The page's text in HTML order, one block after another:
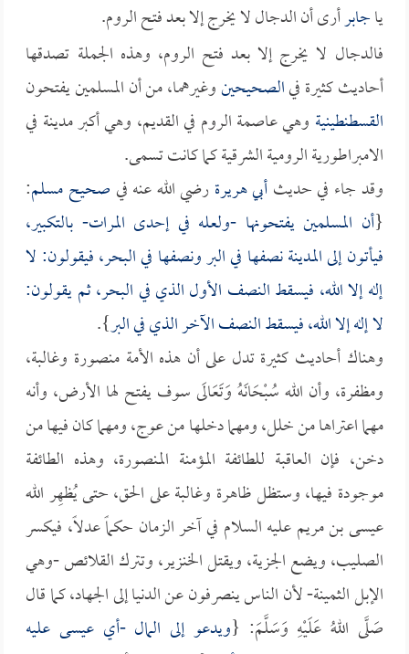
ياجابرأرى أن الدجال لا يخرج إلا بعد فتح الروم.
فالدجال لا يخرج إلا بعد فتح الروم، وهذه الجملة تصدقها
أحاديث كثيرة فيالصحيحينوغيرهما، من أن المسلمين يفتحون
القسطنطينية وهي عاصمة الروم في القديم، وهي أكبر مدينة في
الامبراطورية الرومية الشرقية كما كانت تسمى.
وقد جاء في حديثأبي هريرةرضي الله عنه فيصحيح مسلم:
{أن المسلمين يفتحونها -ولعله في إحدى المرات- بالتكبير،
فيأتون إلى المدينة نصفها في البر ونصفها في البحر، فيقولون: لا
إله إلا الله، فيسقط النصف الأول الذي في البحر، ثم يقولون:
لا إله إلا الله، فيسقط النصف الآخر الذي في البر}.
وهناك أحاديث كثيرة تدل على أن هذه الأمة منصورة وغالبة،
ومظفرة، وأن الله سُبْحَانَهُ وَتَعَالَى سوف يفتح لها الأرض، وأنه
مهما اعتراها من خلل، ومهما دخلها من عوج، ومهما كان فيها من
دخن، فإن العاقبة للطائفة المؤمنة المنصورة، وهذه الطائفة
موجودة فيها، وستظل ظاهرة وغالبة على الحق، حتى يُظهِر الله
عيسى بن مريم عليه السلام في آخر الزمان حكماً عدلاً، فيكسر
الصليب، ويضع الجزية، ويقتل الخنزير، وتترك القلائص -وهي
الإبل الثمينة- لأن الناس ينصرفون عن الدنيا إلى الجهاد، كما قال
صَلَّى اللهُ عَلَيْهِ وَسَلَّمَ: {ويدعو إلى المال -أي عيسى عليه